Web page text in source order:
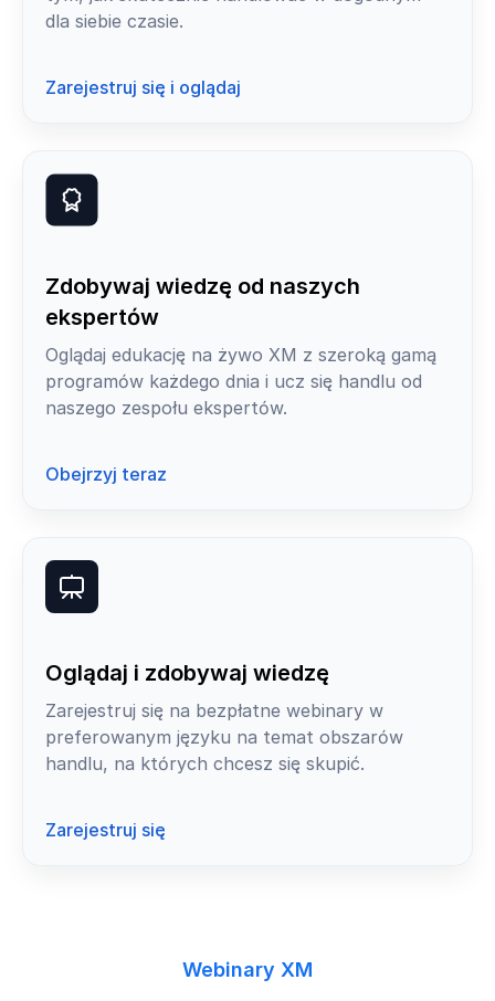
dla siebie czasie.
Zarejestruj się i oglądaj
Zdobywaj wiedzę od naszych
ekspertów
Oglądaj edukację na żywo XM z szeroką gamą
programów każdego dnia i ucz się handlu od
naszego zespołu ekspertów.
Obejrzyj teraz
Oglądaj i zdobywaj wiedzę
Zarejestruj się na bezpłatne webinary w
preferowanym języku na temat obszarów
handlu, na których chcesz się skupić.
Zarejestruj się
Webinary XM